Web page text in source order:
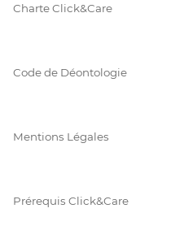
Charte Click&Care
Code de Déontologie
Mentions Légales
Prérequis Click&Care